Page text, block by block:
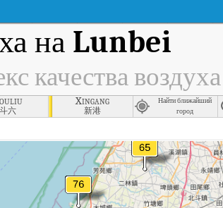
на Lunbei
качества
斗六
Xingang
新港
Найти ближайший
город